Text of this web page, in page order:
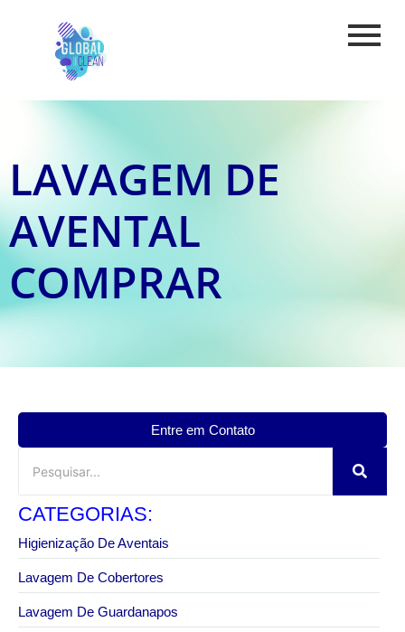
LAVAGEM DE
AVENTAL
COMPRAR
Entre em Contato
CATEGORIAS:
Higienização De Aventais
Lavagem De Cobertores
Lavagem De Guardanapos